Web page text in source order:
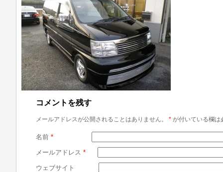
コメントを残す
メールアドレスが公開されることはありません。 * が付いている欄は
名前 *
メールアドレス *
ウェブサイト